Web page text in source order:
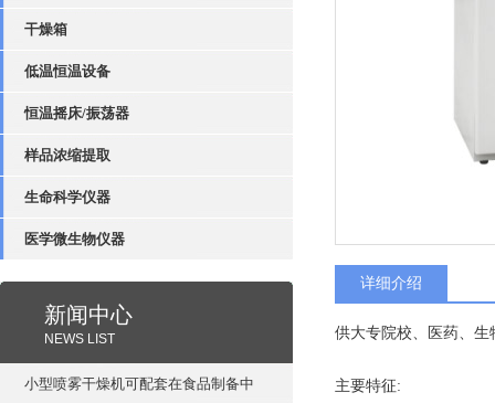
干燥箱
低温恒温设备
恒温摇床/振荡器
样品浓缩提取
生命科学仪器
医学微生物仪器
新闻中心
NEWS LIST
小型喷雾干燥机可配套在食品制备中
详细介绍
供大专院校、医药、
主要特征: